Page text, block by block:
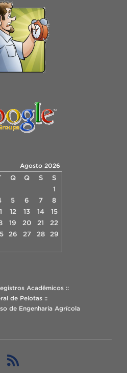
Agosto 2026
Q Q S
S
1
5 6 7
8
12 13 14
15
19 20 21
22
26 27 28
29
Acadêmicos ::
de Pelotas ::
de Engenharia Agrícola